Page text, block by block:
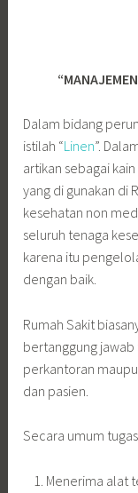
Dalam bidang
istilah “Linen”.
artikan sebagai
yang di gunakan di
kesehatan non
seluruh tenaga
karena itu
dengan baik.
Rumah Sakit
bertanggung
perkantoran
dan pasien.
Secara umum
Menerima alat